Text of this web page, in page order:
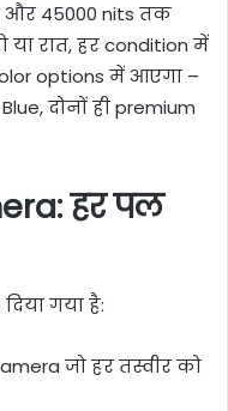
और 45000 nits तक
या रात, हर condition में
options में आएगा –
दोनों ही premium
हर पल
गया है:
जो हर तस्वीर को